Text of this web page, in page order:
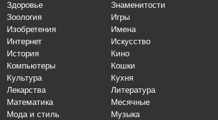
здоровье
знаменитости
зоология
игры
изобретения
имена
интернет
искусство
история
кино
компьютеры
кошки
культура
кухня
лекарства
литература
математика
месячные
мода и стиль
музыка